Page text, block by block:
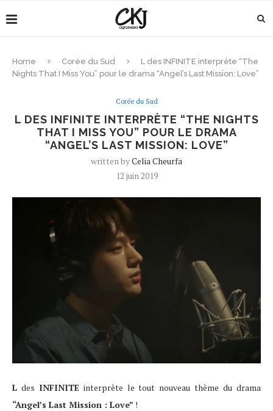
Home Corée du Sud
L des INFINITE interprète “The
Nights That I Miss You” pour le drama “Angel’s Last Mission: Love”
Corée du Sud
L DES INFINITE INTERPRÈTE “THE NIGHTS
THAT I MISS YOU” POUR LE DRAMA
“ANGEL’S LAST MISSION: LOVE”
written byCelia Cheurfa
12 juin 2019
L des INFINITEinterprète le tout nouveau thème du drama
“Angel’s Last Mission : Love” !